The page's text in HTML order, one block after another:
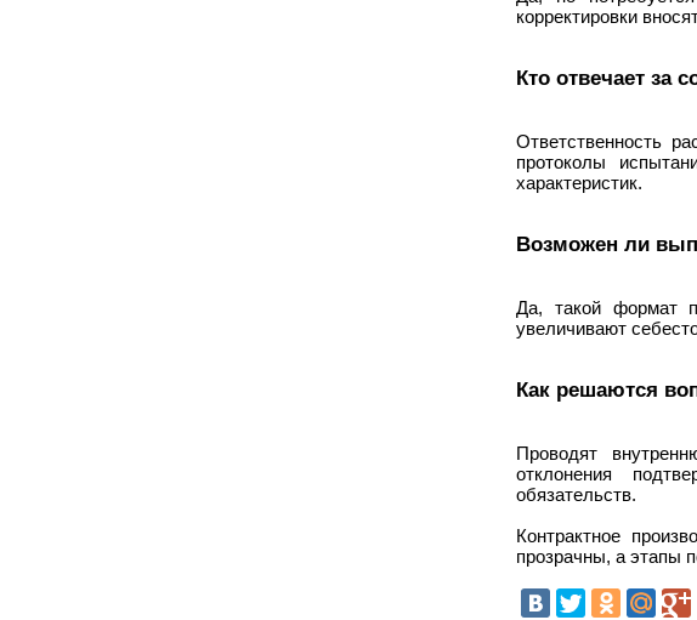
корректировки
Кто отвечает за
Ответственность
протоколы
характеристик.
Возможен ли
Да, такой формат
увеличивают
Как решаются
Проводят
отклонения
обязательств.
Контрактное
прозрачны, а этапы